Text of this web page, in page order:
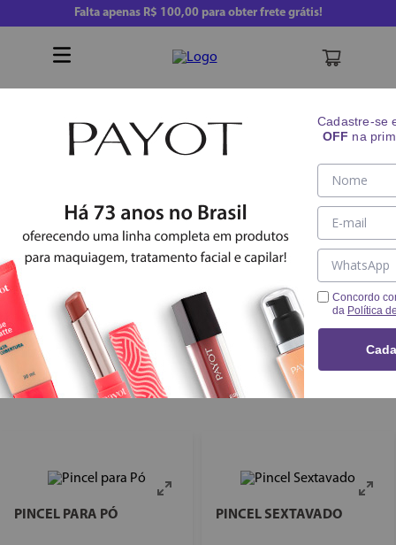
Falta apenas R$ 100,00para obter frete grátis!
Acessórios
4PRODUTOS
RELEVÂNCIA FILTRAR
PINCEL PARA PÓ PINCEL SEXTAVADO
Cadastre-se
OFF na
Concordo
da Política